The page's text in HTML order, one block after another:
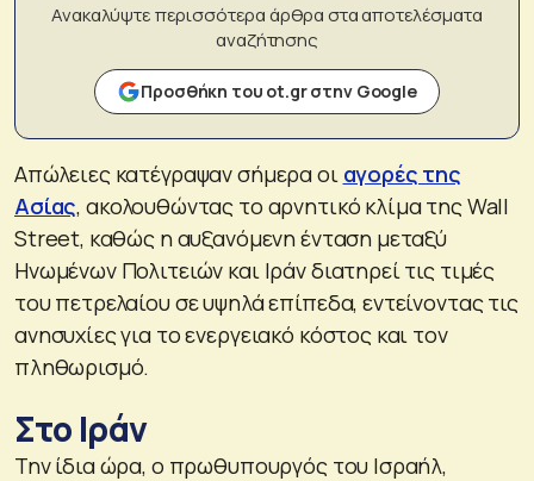
Ανακαλύψτε περισσότερα άρθρα στα αποτελέσματα
αναζήτησης
Προσθήκη του ot.gr στην Google
Aπώλειες κατέγραψαν σήμερα οι αγορές της
Ασίας, ακολουθώντας το αρνητικό κλίμα της Wall
Street, καθώς η αυξανόμενη ένταση μεταξύ
Ηνωμένων Πολιτειών και Ιράν διατηρεί τις τιμές
του πετρελαίου σε υψηλά επίπεδα, εντείνοντας τις
ανησυχίες για το ενεργειακό κόστος και τον
πληθωρισμό.
Στο Ιράν
Την ίδια ώρα, ο πρωθυπουργός του Ισραήλ,